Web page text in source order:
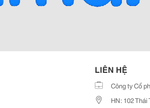
LIÊN HỆ
Công ty Cổ
HN: 102